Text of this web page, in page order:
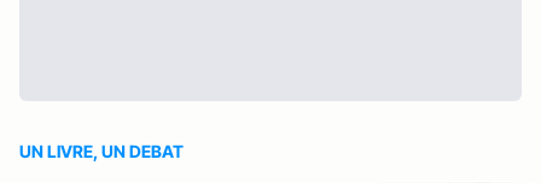
UN LIVRE, UN DEBAT